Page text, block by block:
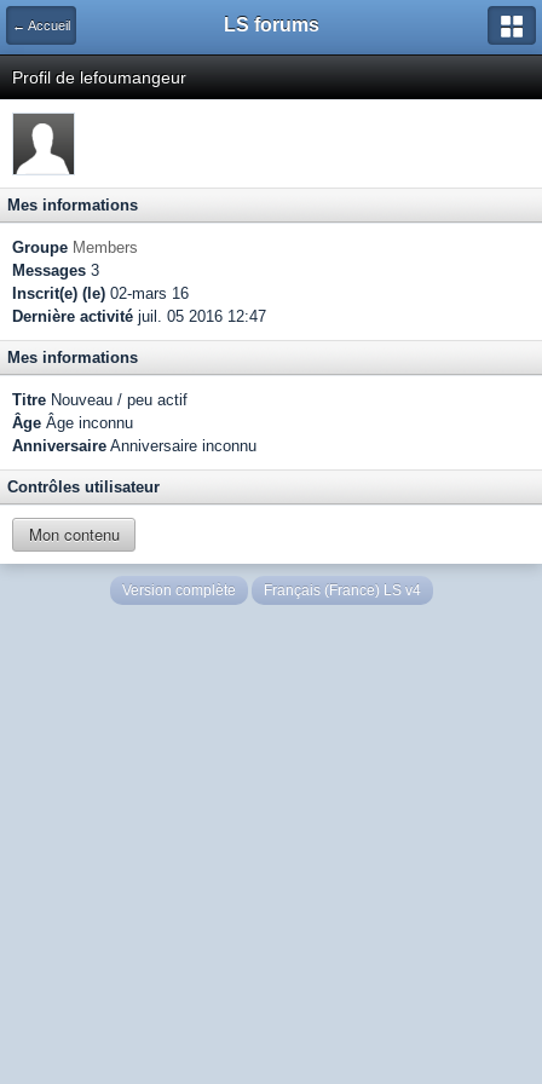
← Accueil LS forums
Profil de lefoumangeur
Mes informations
Groupe Members
Messages 3
Inscrit(e) (le) 02-mars 16
Dernière activité juil. 05 2016 12:47
Mes informations
Titre Nouveau / peu actif
Âge Âge inconnu
Anniversaire Anniversaire inconnu
Contrôles utilisateur
Mon contenu
Version complète Français (France) LS v4